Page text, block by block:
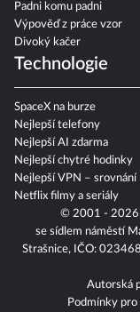
© 2001 - 2026
se sídlem náměstí
Strašnice, IČO:
Autorská
Podmínky
Padni komu padni
Výpověď z práce vzor
Divoký kačer
Technologie
SpaceX na burze
Nejlepší telefony
Nejlepší AI zdarma
Nejlepší chytré hodinky
Nejlepší VPN – srovnání
Netflix filmy a seriály